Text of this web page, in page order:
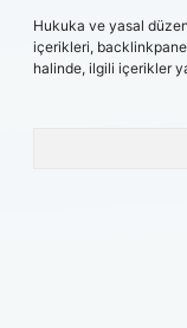
Hukuka ve yasal
içerikleri,
halinde, ilgili içerikler